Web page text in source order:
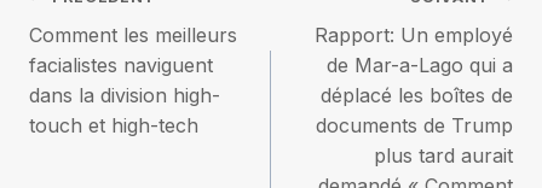
de
l’article
Comment les meilleurs
facialistes naviguent
dans la division high-
touch et high-tech
Rapport: Un employé
de Mar-a-Lago qui a
déplacé les boîtes de
documents de Trump
plus tard aurait